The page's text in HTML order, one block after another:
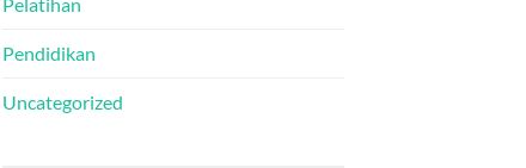
Pendidikan
Uncategorized